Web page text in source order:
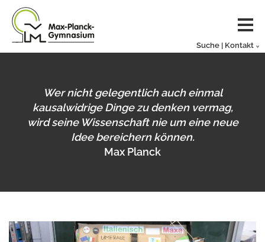
Suche | Kontakt
Wer nicht gelegentlich auch einmal
kausalwidrige Dinge zu denken vermag,
wird seine Wissenschaft nie um eine neue
Idee bereichern können.
Max Planck